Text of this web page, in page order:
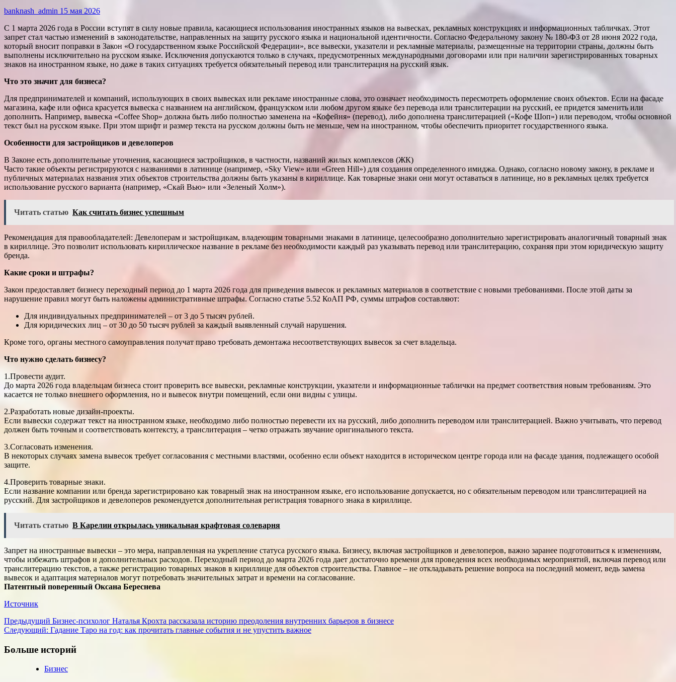
banknash_admin 15 мая 2026
С 1 марта 2026 года в России вступят в силу новые правила, касающиеся использования иностранных языков на вывесках, рекламных конструкциях и информационных табличках. Этот
запрет стал частью изменений в законодательстве, направленных на защиту русского языка и национальной идентичности. Согласно Федеральному закону № 180-ФЗ от 28 июня 2022 года,
который вносит поправки в Закон «О государственном языке Российской Федерации», все вывески, указатели и рекламные материалы, размещенные на территории страны, должны быть
выполнены исключительно на русском языке. Исключения допускаются только в случаях, предусмотренных международными договорами или при наличии зарегистрированных товарных
знаков на иностранном языке, но даже в таких ситуациях требуется обязательный перевод или транслитерация на русский язык.
Что это значит для бизнеса?
Для предпринимателей и компаний, использующих в своих вывесках или рекламе иностранные слова, это означает необходимость пересмотреть оформление своих объектов. Если на фасаде
магазина, кафе или офиса красуется вывеска с названием на английском, французском или любом другом языке без перевода или транслитерации на русский, ее придется заменить или
дополнить. Например, вывеска «Coffee Shop» должна быть либо полностью заменена на «Кофейня» (перевод), либо дополнена транслитерацией («Кофе Шоп») или переводом, чтобы основной
текст был на русском языке. При этом шрифт и размер текста на русском должны быть не меньше, чем на иностранном, чтобы обеспечить приоритет государственного языка.
Особенности для застройщиков и девелоперов
В Законе есть дополнительные уточнения, касающиеся застройщиков, в частности, названий жилых комплексов (ЖК)
Часто такие объекты регистрируются с названиями в латинице (например, «Sky View» или «Green Hill») для создания определенного имиджа. Однако, согласно новому закону, в рекламе и
публичных материалах названия этих объектов строительства должны быть указаны в кириллице. Как товарные знаки они могут оставаться в латинице, но в рекламных целях требуется
использование русского варианта (например, «Скай Вью» или «Зеленый Холм»).
Читать статью Как считать бизнес успешным
Рекомендация для правообладателей: Девелоперам и застройщикам, владеющим товарными знаками в латинице, целесообразно дополнительно зарегистрировать аналогичный товарный знак
в кириллице. Это позволит использовать кириллическое название в рекламе без необходимости каждый раз указывать перевод или транслитерацию, сохраняя при этом юридическую защиту
бренда.
Какие сроки и штрафы?
Закон предоставляет бизнесу переходный период до 1 марта 2026 года для приведения вывесок и рекламных материалов в соответствие с новыми требованиями. После этой даты за
нарушение правил могут быть наложены административные штрафы. Согласно статье 5.52 КоАП РФ, суммы штрафов составляют:
Для индивидуальных предпринимателей – от 3 до 5 тысяч рублей.
Для юридических лиц – от 30 до 50 тысяч рублей за каждый выявленный случай нарушения.
Кроме того, органы местного самоуправления получат право требовать демонтажа несоответствующих вывесок за счет владельца.
Что нужно сделать бизнесу?
1.Провести аудит.
До марта 2026 года владельцам бизнеса стоит проверить все вывески, рекламные конструкции, указатели и информационные таблички на предмет соответствия новым требованиям. Это
касается не только внешнего оформления, но и вывесок внутри помещений, если они видны с улицы.
2.Разработать новые дизайн-проекты.
Если вывески содержат текст на иностранном языке, необходимо либо полностью перевести их на русский, либо дополнить переводом или транслитерацией. Важно учитывать, что перевод
должен быть точным и соответствовать контексту, а транслитерация – четко отражать звучание оригинального текста.
3.Согласовать изменения.
В некоторых случаях замена вывесок требует согласования с местными властями, особенно если объект находится в историческом центре города или на фасаде здания, подлежащего особой
защите.
4.Проверить товарные знаки.
Если название компании или бренда зарегистрировано как товарный знак на иностранном языке, его использование допускается, но с обязательным переводом или транслитерацией на
русский. Для застройщиков и девелоперов рекомендуется дополнительная регистрация товарного знака в кириллице.
Читать статью В Карелии открылась уникальная крафтовая солеварня
Запрет на иностранные вывески – это мера, направленная на укрепление статуса русского языка. Бизнесу, включая застройщиков и девелоперов, важно заранее подготовиться к изменениям,
чтобы избежать штрафов и дополнительных расходов. Переходный период до марта 2026 года дает достаточно времени для проведения всех необходимых мероприятий, включая перевод или
транслитерацию текстов, а также регистрацию товарных знаков в кириллице для объектов строительства. Главное – не откладывать решение вопроса на последний момент, ведь замена
вывесок и адаптация материалов могут потребовать значительных затрат и времени на согласование.
Патентный поверенный Оксана Береснева
Источник
Навигация
записи
Предыдущий Бизнес-психолог Наталья Крохта рассказала историю преодоления внутренних барьеров в бизнесе
Следующий: Гадание Таро на год: как прочитать главные события и не упустить важное
Больше историй
Бизнес